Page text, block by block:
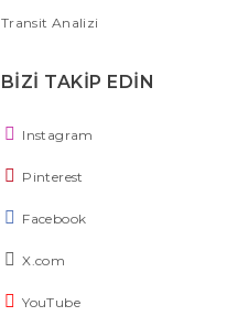
Transit Analizi
BİZİ TAKİP EDİN
Instagram
Pinterest
Facebook
X.com
YouTube